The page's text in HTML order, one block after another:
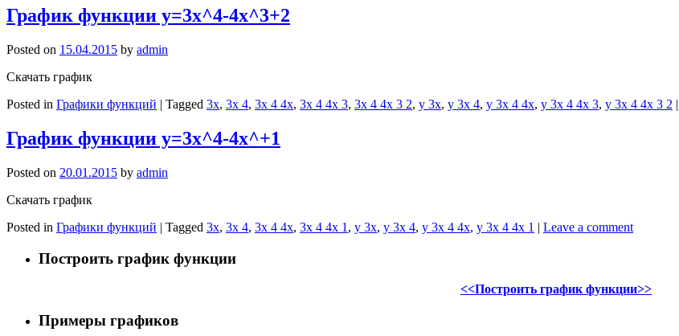
График функции y=3x^4-4x^3+2
Posted on 15.04.2015 by admin
Скачать график
Posted in Графики функций | Tagged 3x, 3x 4, 3x 4 4x, 3x 4 4x 3, 3x 4 4x 3 2, y 3x, y 3x 4, y 3x 4 4x, y 3x 4 4x 3, y 3x 4 4x 3 2 |
График функции y=3x^4-4x^+1
Posted on 20.01.2015 by admin
Скачать график
Posted in Графики функций | Tagged 3x, 3x 4, 3x 4 4x, 3x 4 4x 1 , y 3x, y 3x 4, y 3x 4 4x, y 3x 4 4x 1 | Leave a comment
Построить график функции
<<Построить график функции>>
Примеры графиков